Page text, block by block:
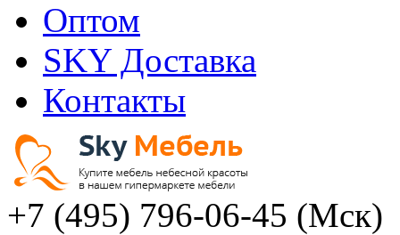
Оптом
SKY Доставка
Контакты
+7 (495) 796-06-45 (Мск)